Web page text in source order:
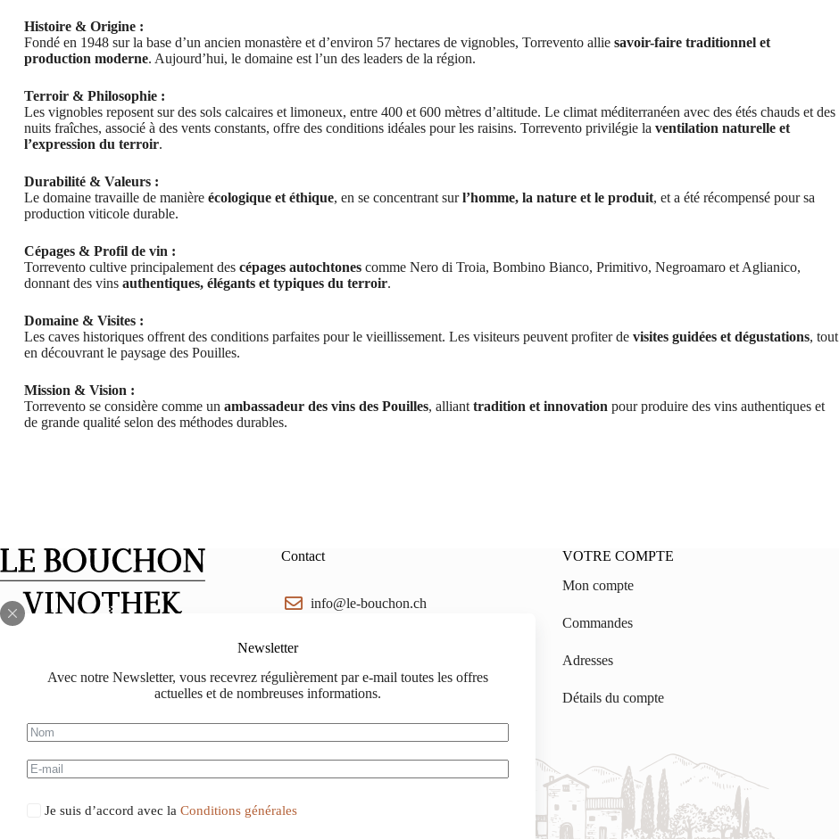
Newsletter
Avec notre Newsletter, vous recevrez régulièrement par e-mail toutes les offres
actuelles et de nombreuses informations.
Je suis d’accord avec la Conditions générales
Histoire & Origine :
Fondé en 1948 sur la base d’un ancien monastère et d’environ 57 hectares de vignobles, Torrevento allie savoir-faire traditionnel et
production moderne. Aujourd’hui, le domaine est l’un des leaders de la région.
Terroir & Philosophie :
Les vignobles reposent sur des sols calcaires et limoneux, entre 400 et 600 mètres d’altitude. Le climat méditerranéen avec des étés chauds et des
nuits fraîches, associé à des vents constants, offre des conditions idéales pour les raisins. Torrevento privilégie la ventilation naturelle et
l’expression du terroir.
Durabilité & Valeurs :
Le domaine travaille de manière écologique et éthique, en se concentrant surl’homme, la nature et le produit, et a été récompensé pour sa
production viticole durable.
Cépages & Profil de vin :
Torrevento cultive principalement des cépages autochtonescomme Nero di Troia, Bombino Bianco, Primitivo, Negroamaro et Aglianico,
donnant des vins authentiques, élégants et typiques du terroir.
Domaine & Visites :
Les caves historiques offrent des conditions parfaites pour le vieillissement. Les visiteurs peuvent profiter de visites guidées et dégustations, tout
en découvrant le paysage des Pouilles.
Mission & Vision :
Torrevento se considère comme un ambassadeur des vins des Pouilles, alliant tradition et innovation pour produire des vins authentiques et
de grande qualité selon des méthodes durables.
Contact
info@le-bouchon.ch
078 714 88 88
VOTRE COMPTE
Mon compte
Commandes
Adresses
Détails du compte